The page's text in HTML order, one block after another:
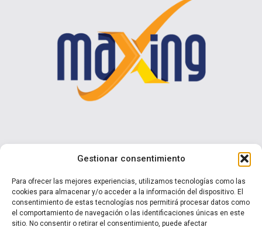
Gestionar consentimiento
Para ofrecer las mejores experiencias, utilizamos tecnologías como las
cookies para almacenar y/o acceder a la información del dispositivo. El
consentimiento de estas tecnologías nos permitirá procesar datos como
el comportamiento de navegación o las identificaciones únicas en este
sitio. No consentir o retirar el consentimiento, puede afectar
Calle I N° 990 Brisas del Sol - Talcahuano
+ 56 9 7570 0853
ventas@maxing.cl